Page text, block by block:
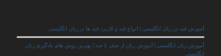
آموزش قید در زبان انگلیسی | انواع قید و کاربرد قید ها در زبان انگلیسی
آموزش زبان انگلیسی | آموزش زبان از صفر تا صد | بهترین روش های یادگیری زبان
انگلیسی